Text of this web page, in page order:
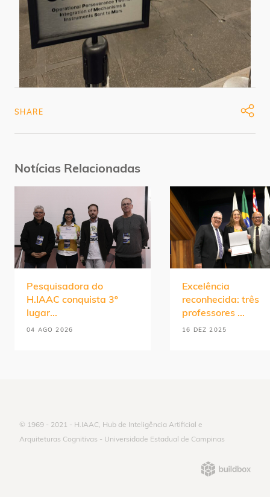
SHARE
Notícias Relacionadas
Pesquisadora do
H.IAAC conquista 3º
lugar...
04 AGO 2026
Excelência
reconhecida: três
professores ...
16 DEZ 2025
© 1969 - 2021 - H.IAAC, Hub de Inteligência Artificial e
Arquiteturas Cognitivas - Universidade Estadual de Campinas